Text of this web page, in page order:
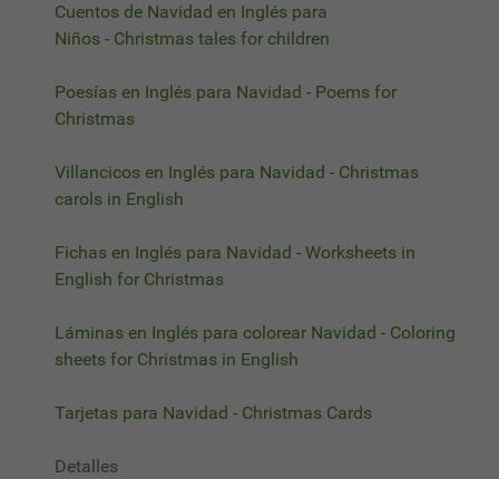
Cuentos de Navidad en Inglés para
Niños - Christmas tales for children
Poesías en Inglés para Navidad - Poems for
Christmas
Villancicos en Inglés para Navidad - Christmas
carols in English
Fichas en Inglés para Navidad - Worksheets in
English for Christmas
Láminas en Inglés para colorear Navidad - Coloring
sheets for Christmas in English
Tarjetas para Navidad - Christmas Cards
Detalles